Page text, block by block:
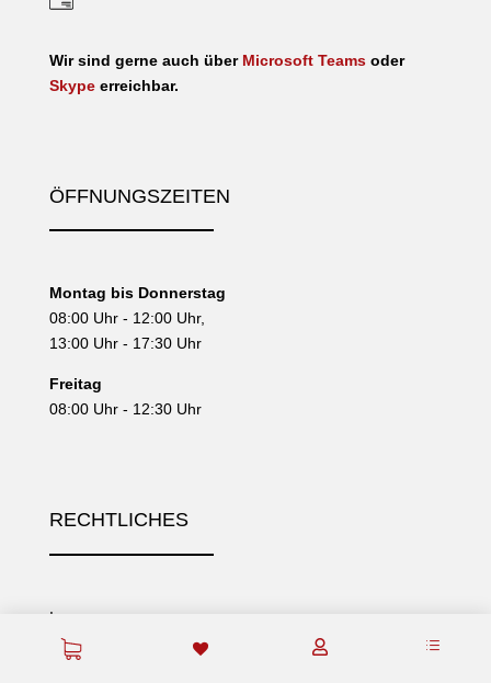
 d
Wir sind gerne auch über Microsoft Teamsoder
Skypeerreichbar.
ÖFFNUNGSZEITEN
Montag bis Donnerstag
08:00 Uhr - 12:00 Uhr,
13:00 Uhr - 17:30 Uhr
Freitag
08:00 Uhr - 12:30 Uhr
RECHTLICHES
Impressum
Datenschutz